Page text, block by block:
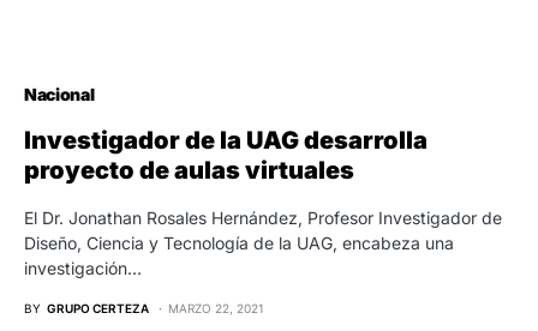
Nacional
Investigador de la UAG desarrolla
proyecto de aulas virtuales
El Dr. Jonathan Rosales Hernández, Profesor Investigador de
Diseño, Ciencia y Tecnología de la UAG, encabeza una
investigación…
BY GRUPO CERTEZA MARZO 22, 2021